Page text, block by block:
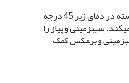
سیب‏زمینى را در جاى تاریک و خنک نگه دارید نه در یخچال. نشاسته در دماى زیر 45 درجه
سیب‏زمینى و پیاز را
و برعکس کمک